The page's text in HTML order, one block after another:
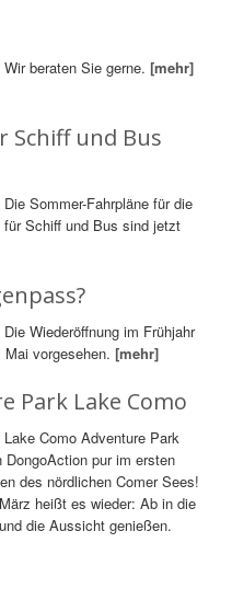
Wir beraten Sie gerne.[mehr]
Schiff und Bus
Sommer-Fahrpläne für die
für Schiff und Bus sind jetzt
Wiederöffnung im Frühjahr
Mai vorgesehen.[mehr]
Park Lake Como
Lake Como Adventure Park
DongoAction pur im ersten
des nördlichen Comer Sees!
heißt es wieder: Ab in die
die Aussicht genießen.